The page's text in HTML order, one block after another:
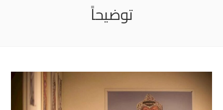
توضيحاً